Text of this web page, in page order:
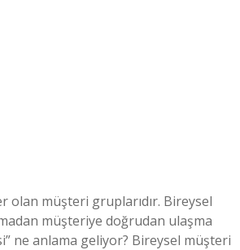
olan müşteri gruplarıdır. Bireysel
müşteriye doğrudan ulaşma
ne anlama geliyor? Bireysel müşteri